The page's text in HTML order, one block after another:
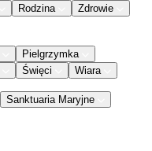
Rodzina
Zdrowie
Pielgrzymka
Święci Wiara
Sanktuaria Maryjne